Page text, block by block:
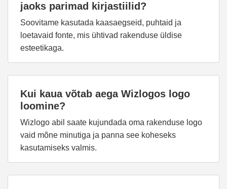
jaoks parimad kirjastiilid?
Soovitame kasutada kaasaegseid, puhtaid ja
loetavaid fonte, mis ühtivad rakenduse üldise
esteetikaga.
Kui kaua võtab aega Wizlogos logo
loomine?
Wizlogo abil saate kujundada oma rakenduse logo
vaid mõne minutiga ja panna see koheseks
kasutamiseks valmis.